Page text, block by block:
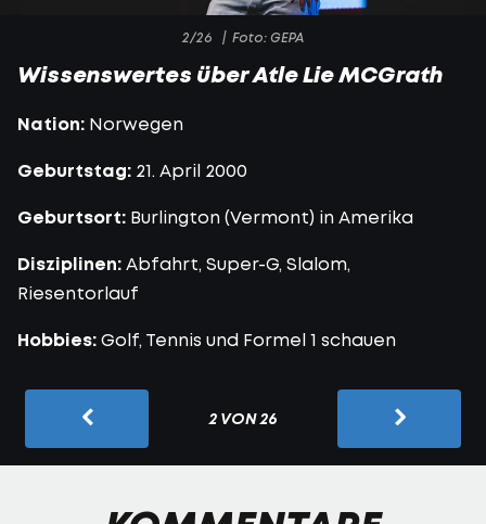
2/26 Foto: GEPA
Wissenswertes über Atle Lie MCGrath
Nation: Norwegen
Geburtstag: 21. April 2000
Geburtsort: Burlington (Vermont) in Amerika
Disziplinen: Abfahrt, Super-G, Slalom,
Riesentorlauf
Hobbies: Golf, Tennis und Formel 1 schauen
2 VON 26